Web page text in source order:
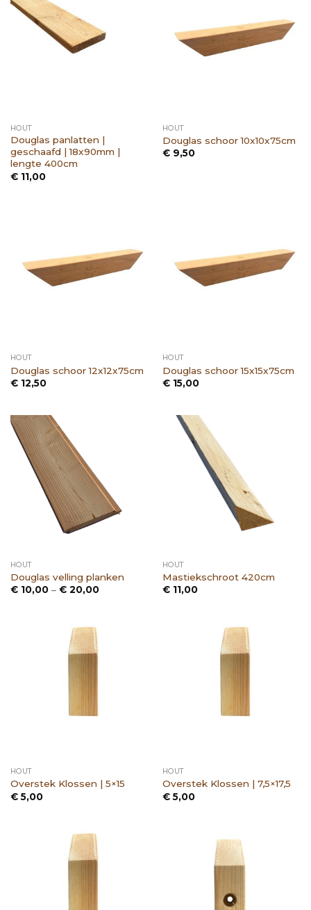
HOUT
Douglas panlatten |
geschaafd | 18x90mm |
lengte 400cm
€11,00
HOUT
Douglas schoor 10x10x75cm
€9,50
HOUT
Douglas schoor 12x12x75cm
€12,50
HOUT
Douglas schoor 15x15x75cm
€15,00
HOUT
Douglas velling planken
€10,00 – €20,00Prijsklasse:
HOUT
Mastiekschroot 420cm
€11,00
HOUT
Overstek Klossen | 5×15
€5,00
HOUT
Overstek Klossen | 7,5×17,5
€5,00